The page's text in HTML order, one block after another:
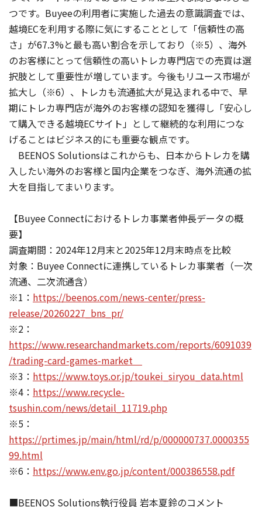
つです。Buyeeの利用者に実施した過去の意識調査では、
越境ECを利用する際に気にすることとして「信頼性の高
さ」が67.3%と最も高い割合を示しており（※5）、海外
のお客様にとって信頼性の高いトレカ専門店での売買は選
択肢として重要性が増しています。今後もリユース市場が
拡大し（※6）、トレカも流通拡大が見込まれる中で、早
期にトレカ専門店が海外のお客様の認知を獲得し「安心し
て購入できる越境ECサイト」として継続的な利用につな
げることはビジネス的にも重要な観点です。
BEENOS Solutionsはこれからも、日本からトレカを購
入したい海外のお客様と国内企業をつなぎ、海外流通の拡
大を目指してまいります。
【Buyee Connectにおけるトレカ事業者伸長データの概
要】
調査期間：2024年12月末と2025年12月末時点を比較
対象：Buyee Connectに連携しているトレカ事業者（一次
流通、二次流通含）
※1： https://beenos.com/news-center/press-
release/20260227_bns_pr/
※2：
https://www.researchandmarkets.com/reports/6091039
/trading-card-games-market
※3： https://www.toys.or.jp/toukei_siryou_data.html
※4： https://www.recycle-
tsushin.com/news/detail_11719.php
※5：
https://prtimes.jp/main/html/rd/p/000000737.0000355
99.html
※6： https://www.env.go.jp/content/000386558.pdf
■BEENOS Solutions執行役員 岩本夏鈴のコメント